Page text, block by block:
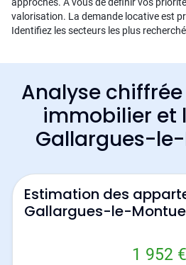
valorisation. La demande locative est
Identifiez les secteurs les plus
Analyse
immobilier et
Gallargues-
Estimation des
Gallargues-le-
1 952 €